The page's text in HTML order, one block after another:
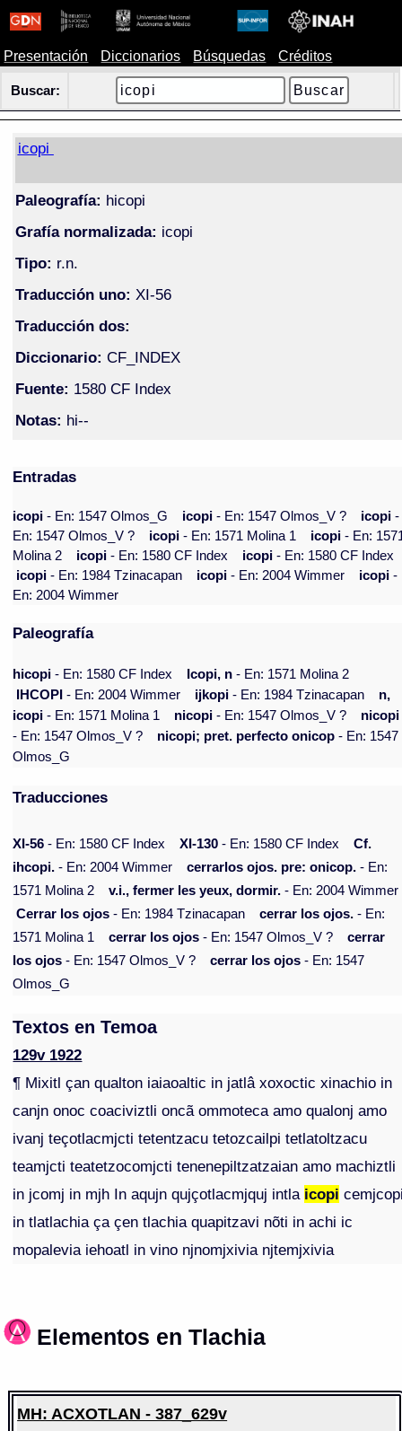
Presentación Diccionarios Búsquedas Créditos
Buscar:
icopi
Paleografía: hicopi
Grafía normalizada: icopi
Tipo: r.n.
Traducción uno: XI-56
Traducción dos:
Diccionario: CF_INDEX
Fuente: 1580 CF Index
Notas: hi--
Entradas
icopi- En: 1547 Olmos_G icopi- En: 1547 Olmos_V ? icopi-
En: 1547 Olmos_V ?
icopi- En: 1571 Molina 1 icopi- En:
Molina 2
icopi- En: 1580 CF Index icopi- En: 1580 CF Index
icopi- En: 1984 Tzinacapan icopi- En: 2004 Wimmer icopi-
En: 2004 Wimmer
Paleografía
hicopi - En: 1580 CF Index Icopi, n - En: 1571 Molina 2
IHCOPI - En: 2004 Wimmer ijkopi - En: 1984 Tzinacapan
n,
icopi - En: 1571 Molina 1 nicopi - En: 1547 Olmos_V ?
nicopi
- En: 1547 Olmos_V ?
nicopi; pret. perfecto onicop - En: 1547
Olmos_G
Traducciones
XI-56 - En: 1580 CF Index XI-130 - En: 1580 CF Index
Cf.
ihcopi. - En: 2004 Wimmer cerrarlos ojos. pre: onicop. - En:
1571 Molina 2
v.i., fermer les yeux, dormir. - En: 2004 Wimmer
Cerrar los ojos - En: 1984 Tzinacapan cerrar los ojos. - En:
1571 Molina 1
cerrar los ojos - En: 1547 Olmos_V ?
cerrar
los ojos - En: 1547 Olmos_V ? cerrar los ojos - En: 1547
Olmos_G
Textos en Temoa
129v 1922
¶ Mixitl çan qualton iaiaoaltic in jatlâ xoxoctic xinachio in
canjn onoc coaciviztli oncã ommoteca amo qualonj amo
ivanj teçotlacmjcti tetentzacu tetozcailpi tetlatoltzacu
teamjcti teatetzocomjcti tenenepiltzatzaian amo machiztli
in jcomj in mjh In aqujn qujçotlacmjquj intla icopi
in tlatlachia ça çen tlachia quapitzavi nõti in achi ic
mopalevia iehoatl in vino njnomjxivia njtemjxivia
Elementos en Tlachia
MH: ACXOTLAN - 387_629v